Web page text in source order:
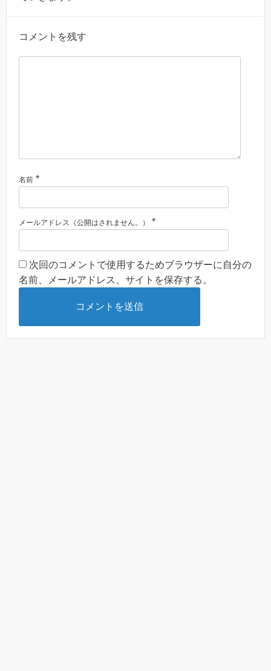
コメントを残す
名前 *
メールアドレス（公開はされません。） *
次回のコメントで使用するためブラウザーに自分の
名前、メールアドレス、サイトを保存する。